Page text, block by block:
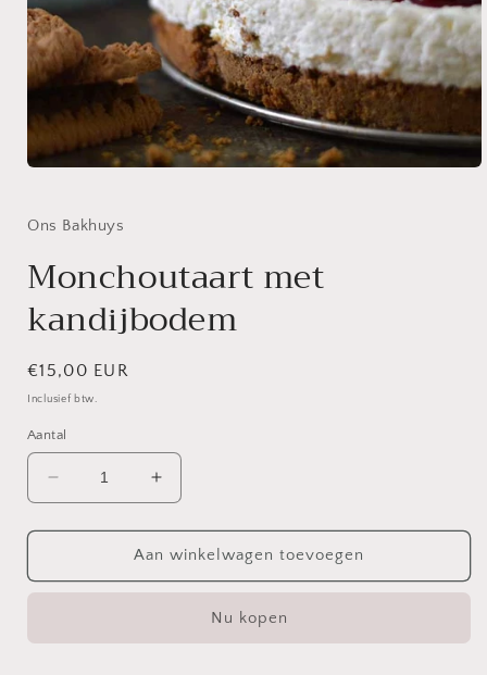
in
Ons Bakhuys
Monchoutaart met
kandijbodem
Normale
prijs
€15,00 EUR
Inclusief btw.
Aantal
Aantal
verlagen
voor
Monchoutaart
met
Aantal
verhogen
voor
Monchoutaart
met
Aan winkelwagen toevoegen
Nu kopen